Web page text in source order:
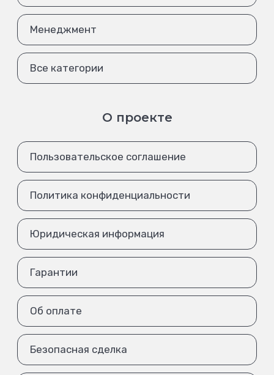
Менеджмент
Все категории
О проекте
Пользовательское соглашение
Политика конфиденциальности
Юридическая информация
Гарантии
Об оплате
Безопасная сделка